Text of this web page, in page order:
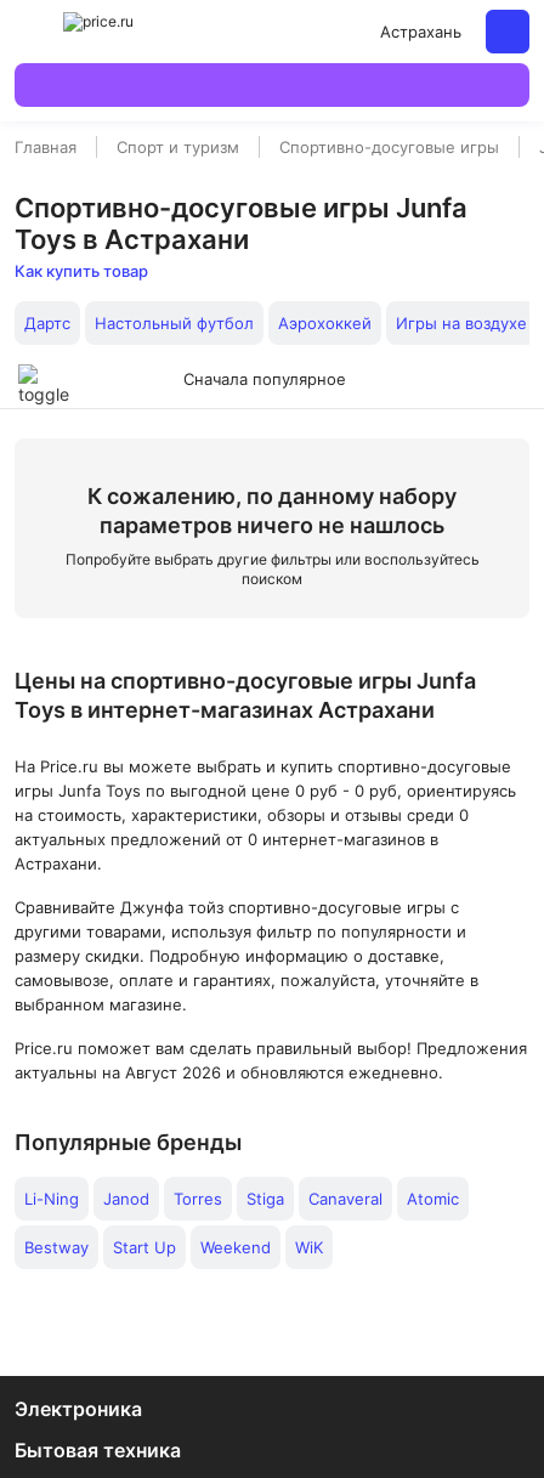
Астрахань
Главная Спорт и туризм Спортивно-досуговые игры
Спортивно-досуговые игры Junfa
Toys в Астрахани
Как купить товар
Дартс Настольный футбол Аэрохоккей Игры на воздухе
Сначала популярное
К сожалению, по данному набору
параметров ничего не нашлось
Попробуйте выбрать другие фильтры или воспользуйтесь
поиском
Цены на спортивно-досуговые игры Junfa
Toys в интернет-магазинах Астрахани
На Price.ru вы можете выбрать и купить спортивно-досуговые
игры Junfa Toys по выгодной цене 0 руб - 0 руб, ориентируясь
на стоимость, характеристики, обзоры и отзывы среди 0
актуальных предложений от 0 интернет-магазинов в
Астрахани.
Сравнивайте Джунфа тойз спортивно-досуговые игры с
другими товарами, используя фильтр по популярности и
размеру скидки. Подробную информацию о доставке,
самовывозе, оплате и гарантиях, пожалуйста, уточняйте в
выбранном магазине.
Price.ru поможет вам сделать правильный выбор! Предложения
актуальны на Август 2026 и обновляются ежедневно.
Популярные бренды
Li-Ning Janod Torres Stiga Canaveral Atomic
Bestway Start Up Weekend WiK
Электроника
Бытовая техника